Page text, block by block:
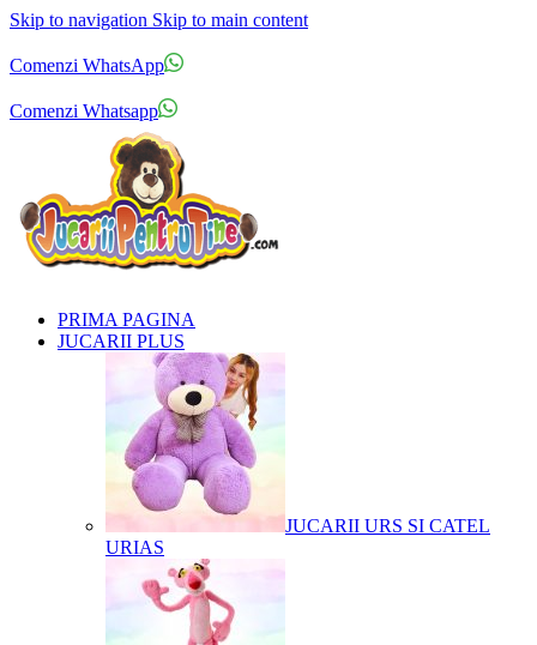
Skip to navigation Skip to main content
Comenzi WhatsApp
Comenzi Whatsapp
PRIMA PAGINA
JUCARII PLUS
JUCARII URS SI CATEL
URIAS